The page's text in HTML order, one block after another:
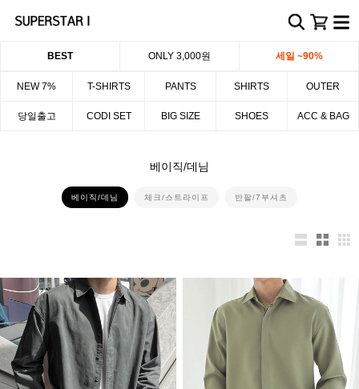
BEST ONLY 3,000원 세일 ~90%
NEW 7% T-SHIRTS PANTS SHIRTS OUTER
당일출고 CODI SET BIG SIZE SHOES ACC & BAG
베이직/데님
베이직/데님 체크/스트라이프 반팔/7부셔츠